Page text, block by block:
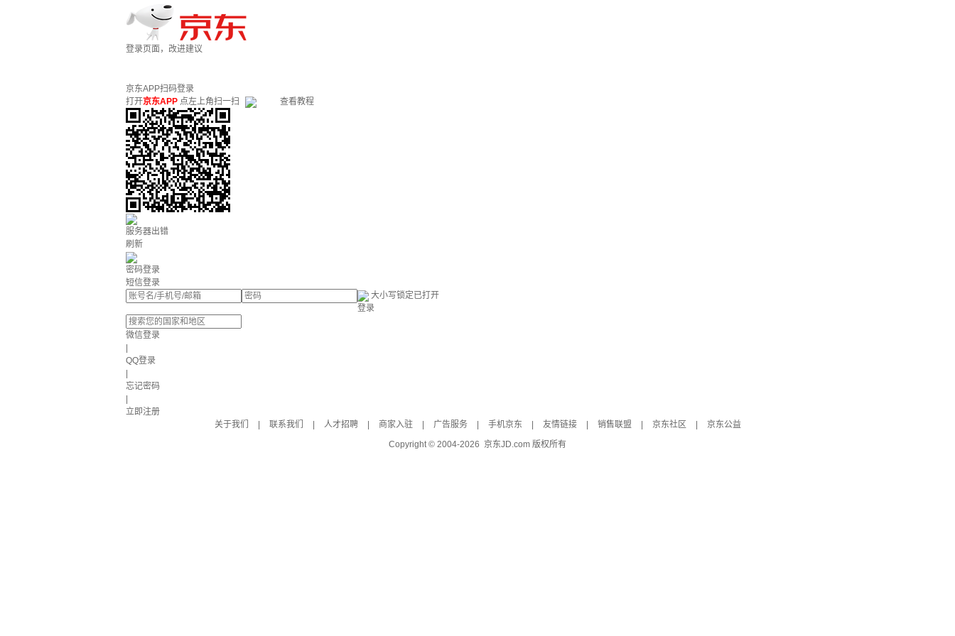
登录页面，改进建议
京东APP扫码登录
打开京东APP 点左上角扫一扫 查看教程
服务器出错
刷新
密码登录
短信登录
大小写锁定已打开
登录
微信登录
QQ登录
忘记密码
立即注册
关于我们
联系我们 人才招聘 商家入驻 广告服务 手机京东 友情链接 销售联盟 京东社区
京东公益
Copyright © 2004-2026 京东JD.com 版权所有